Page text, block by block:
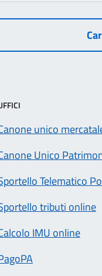
unico
Unico
Telematico
tributi online
IMU online